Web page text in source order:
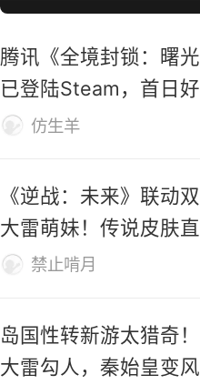
腾讯《全境封锁：曙
已登陆Steam，首日
仅31%仿生羊
《逆战：未来》联动
大雷萌妹！传说皮肤
费送！禁止啃月
岛国性转新游太猎奇
大雷勾人，秦始皇变